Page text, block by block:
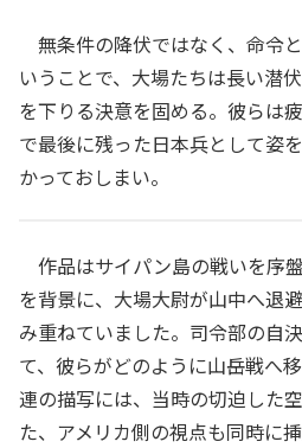
無条件の降伏ではなく、命令
いうことで、大場たちは長い潜
を下りる決意を固める。彼らは
で最後に残った日本兵として姿
かっておしまい。
作品はサイパン島の戦いを序
を背景に、大場大尉が山中へ退
み重ねていました。司令部の自
て、彼らがどのように山岳戦へ
連の描写には、当時の切迫した
た、アメリカ側の視点も同時に